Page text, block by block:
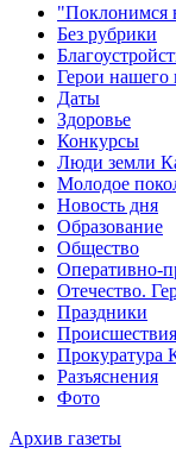
"Поклонимся
Без рубрики
Герои нашего
Даты
Здоровье
Конкурсы
Люди земли
Молодое
Новость дня
Образование
Общество
Оперативно-
Отечество.
Праздники
Происшествия
Прокуратура
Разъяснения
Фото
Архив газеты